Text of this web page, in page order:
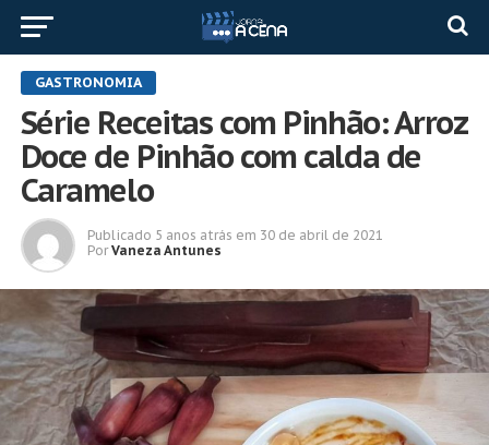
GASTRONOMIA
Série Receitas com Pinhão: Arroz
Doce de Pinhão com calda de
Caramelo
Publicado 5 anos atrás em 30 de abril de 2021
Por Vaneza Antunes